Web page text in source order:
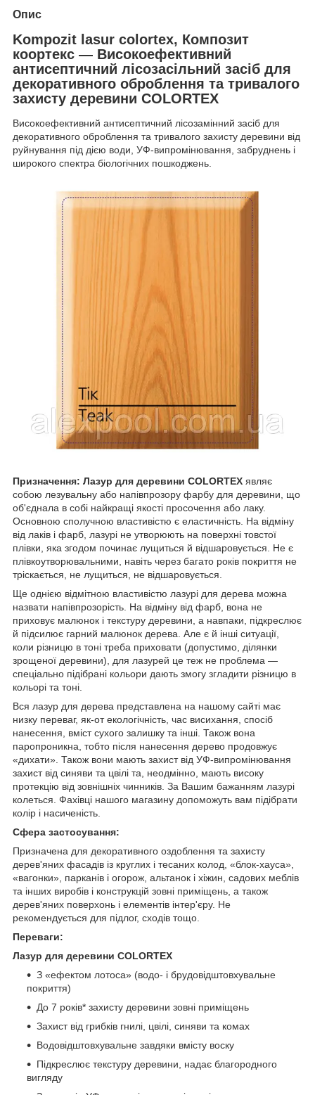
Опис
Kompozit lasur colortex, Композит
коортекс — Високоефективний
антисептичний лісозасільний засіб для
декоративного оброблення та тривалого
захисту деревини COLORTEX
Високоефективний антисептичний лісозамінний засіб для
декоративного оброблення та тривалого захисту деревини від
руйнування під дією води, УФ-випромінювання, забруднень і
широкого спектра біологічних пошкоджень.
Призначення: Лазур для деревини COLORTEX являє
собою лезувальну або напівпрозору фарбу для деревини, що
об'єднала в собі найкращі якості просочення або лаку.
Основною сполучною властивістю є еластичність. На відміну
від лаків і фарб, лазурі не утворюють на поверхні товстої
плівки, яка згодом починає лущиться й відшаровується. Не є
плівкоутворювальними, навіть через багато років покриття не
тріскається, не лущиться, не відшаровується.
Ще однією відмітною властивістю лазурі для дерева можна
назвати напівпрозорість. На відміну від фарб, вона не
приховує малюнок і текстуру деревини, а навпаки, підкреслює
й підсилює гарний малюнок дерева. Але є й інші ситуації,
коли різницю в тоні треба приховати (допустимо, ділянки
зрощеної деревини), для лазурей це теж не проблема —
спеціально підібрані кольори дають змогу згладити різницю в
кольорі та тоні.
Вся лазур для дерева представлена на нашому сайті має
низку переваг, як-от екологічність, час висихання, спосіб
нанесення, вміст сухого залишку та інші. Також вона
паропроникна, тобто після нанесення дерево продовжує
«дихати». Також вони мають захист від УФ-випромінювання
захист від синяви та цвілі та, неодмінно, мають високу
протекцію від зовнішніх чинників. За Вашим бажанням лазурі
колеться. Фахівці нашого магазину допоможуть вам підібрати
колір і насиченість.
Сфера застосування:
Призначена для декоративного оздоблення та захисту
дерев'яних фасадів із круглих і тесаних колод, «блок-хауса»,
«вагонки», парканів і огорож, альтанок і хіжин, садових меблів
та інших виробів і конструкцій зовні приміщень, а також
дерев'яних поверхонь і елементів інтер'єру. Не
рекомендується для підлог, сходів тощо.
Переваги:
Лазур для деревини COLORTEX
З «ефектом лотоса» (водо- і брудовідштовхувальне
покриття)
До 7 років* захисту деревини зовні приміщень
Захист від грибків гнилі, цвілі, синяви та комах
Водовідштовхувальне завдяки вмісту воску
Підкреслює текстуру деревини, надає благородного
вигляду